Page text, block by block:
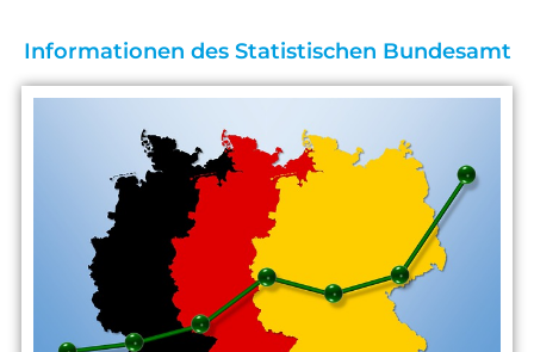
Informationen des Statistischen Bundesamt